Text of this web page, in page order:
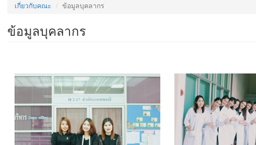
เกี่ยวกับคณะ ข้อมูลบุคลากร
ข้อมูลบุคลากร